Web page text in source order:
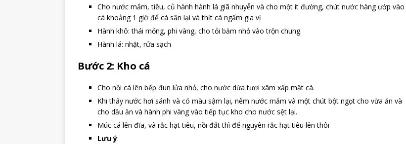
Cho nước mắm, tiêu, củ hành hành lá giã nhuyễn và cho một ít đường, chút nước hàng ướp vào
cá khoảng 1 giờ để cá săn lại và thịt cá ngấm gia vị
Hành khô: thái mỏng, phi vàng, cho tỏi băm nhỏ vào trộn chung.
Hành lá: nhặt, rửa sạch
Bước 2: Kho cá
Cho nồi cá lên bếp đun lửa nhỏ, cho nước dừa tươi xâm xấp mặt cá.
Khi thấy nước hơi sánh và có màu sậm lại, nêm nước mắm và một chút bột ngọt cho vừa ăn và
cho dầu ăn và hành phi vàng vào tiếp tục kho cho nước sệt lại.
Múc cá lên đĩa, và rắc hạt tiêu, nồi đất thì để nguyên rắc hạt tiêu lên thôi
Lưu ý: